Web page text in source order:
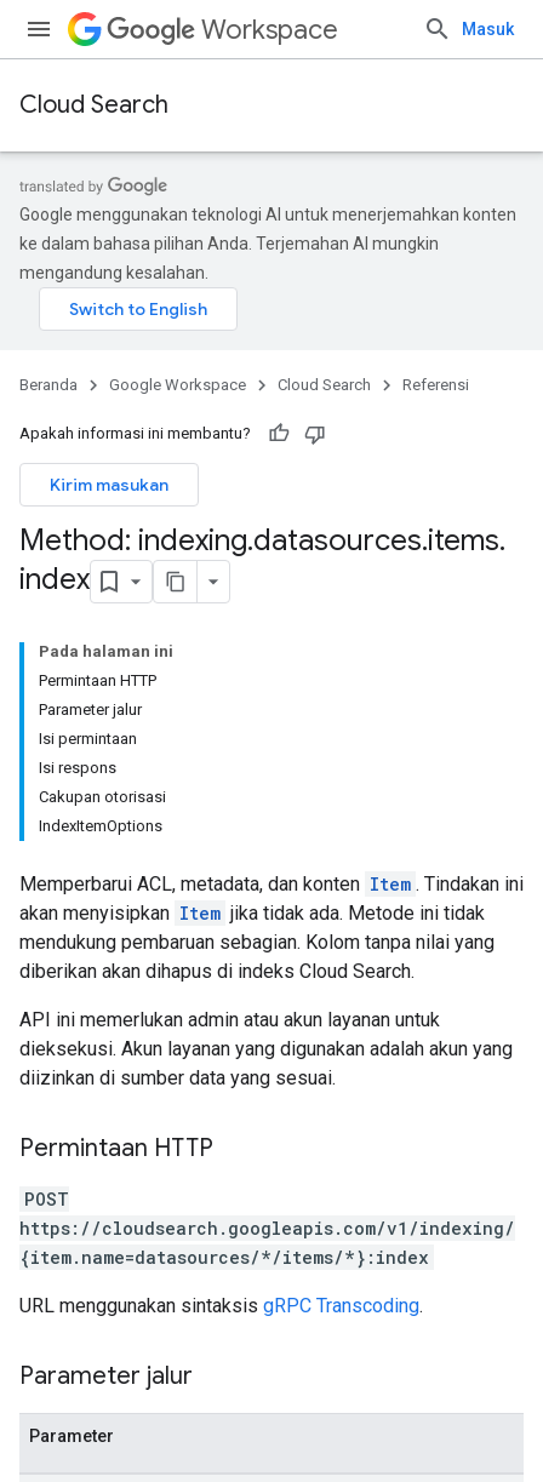
Workspace Masuk
Cloud Search
Google menggunakan teknologi AI untuk menerjemahkan konten
ke dalam bahasa pilihan Anda. Terjemahan AI mungkin
mengandung kesalahan.
Beranda Google Workspace Cloud Search Referensi
Apakah informasi ini membantu?
Kirim masukan
Method: indexing.datasources.items.
index
Pada halaman ini
Permintaan HTTP
Parameter jalur
Isi permintaan
Isi respons
Cakupan otorisasi
IndexItemOptions
Memperbarui ACL, metadata, dan konten Item . Tindakan ini
akan menyisipkan Item jika tidak ada. Metode ini tidak
mendukung pembaruan sebagian. Kolom tanpa nilai yang
diberikan akan dihapus di indeks Cloud Search.
API ini memerlukan admin atau akun layanan untuk
dieksekusi. Akun layanan yang digunakan adalah akun yang
diizinkan di sumber data yang sesuai.
Permintaan HTTP
POST
https://cloudsearch.googleapis.com/v1/indexing/
{item.name=datasources/*/items/*}:index
URL menggunakan sintaksis gRPC Transcoding.
Parameter jalur
Parameter